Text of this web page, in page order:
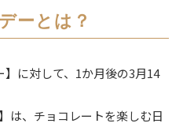
ーとは？
に対して、1か月後の3月14
は、チョコレートを楽しむ日